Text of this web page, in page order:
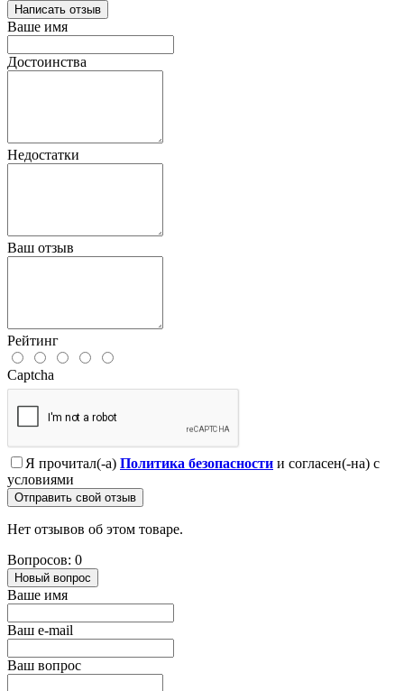
Написать отзыв
Ваше имя
Достоинства
Недостатки
Ваш отзыв
Рейтинг
Captcha
Я прочитал(-а) Политика безопасности и согласен(-на) с
условиями
Отправить свой отзыв
Нет отзывов об этом товаре.
Вопросов: 0
Новый вопрос
Ваше имя
Ваш e-mail
Ваш вопрос